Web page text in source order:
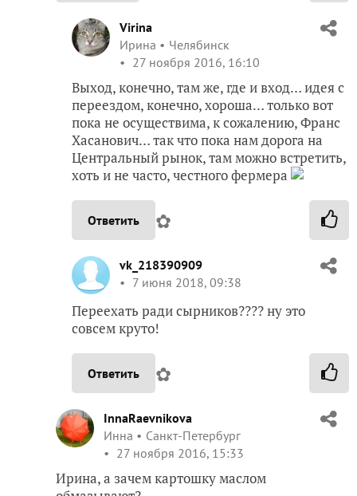
Virina
Ирина
Челябинск
27 ноября 2016, 16:10
Выход, конечно, там же, где и вход… идея с
переездом, конечно, хороша… только вот
пока не осуществима, к сожалению, Франс
Хасанович… так что пока нам дорога на
Центральный рынок, там можно встретить,
хоть и не часто, честного фермера
Ответить ✿
vk_218390909
7 июня 2018, 09:38
Переехать ради сырников???? ну это
совсем круто!
Ответить ✿
InnaRaevnikova
Инна
Санкт-Петербург
27 ноября 2016, 15:33
Ирина, а зачем картошку маслом